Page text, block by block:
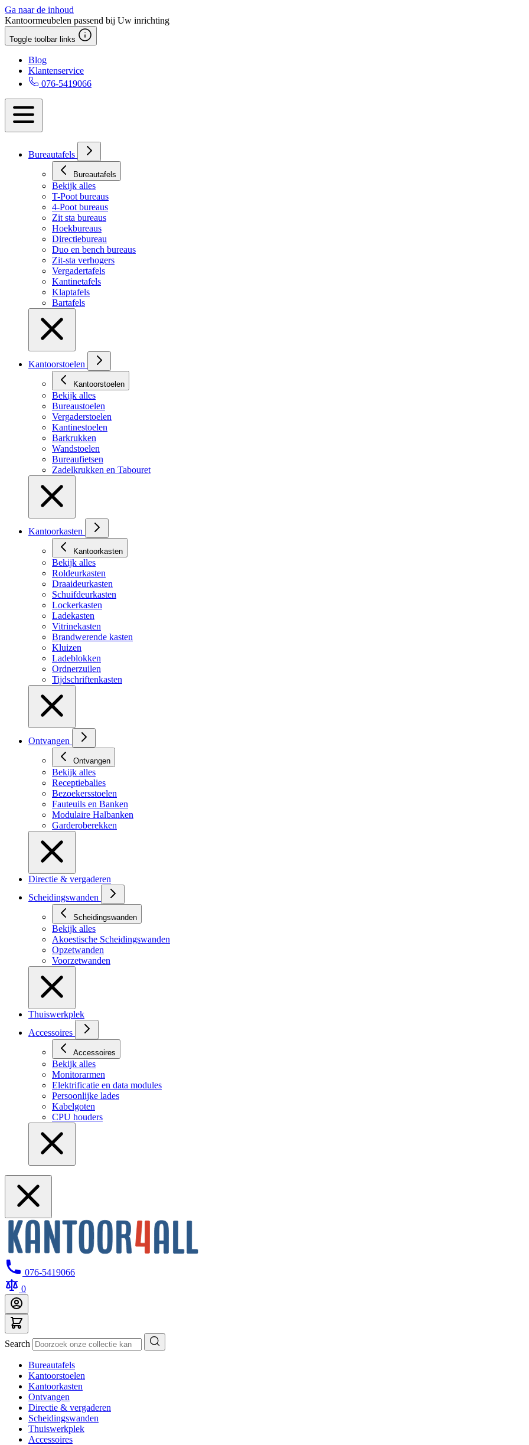
Ga naar de inhoud
Kantoormeubelen passend bij Uw inrichting
Toggle toolbar links
Blog
Klantenservice
076-5419066
Bureautafels
Bureautafels
Bekijk alles
T-Poot bureaus
4-Poot bureaus
Zit sta bureaus
Hoekbureaus
Directiebureau
Duo en bench bureaus
Zit-sta verhogers
Vergadertafels
Kantinetafels
Klaptafels
Bartafels
Kantoorstoelen
Kantoorstoelen
Bekijk alles
Bureaustoelen
Vergaderstoelen
Kantinestoelen
Barkrukken
Wandstoelen
Bureaufietsen
Zadelkrukken en Tabouret
Kantoorkasten
Kantoorkasten
Bekijk alles
Roldeurkasten
Draaideurkasten
Schuifdeurkasten
Lockerkasten
Ladekasten
Vitrinekasten
Brandwerende kasten
Kluizen
Ladeblokken
Ordnerzuilen
Tijdschriftenkasten
Ontvangen
Ontvangen
Bekijk alles
Receptiebalies
Bezoekersstoelen
Fauteuils en Banken
Modulaire Halbanken
Garderoberekken
Directie & vergaderen
Scheidingswanden
Scheidingswanden
Bekijk alles
Akoestische Scheidingswanden
Opzetwanden
Voorzetwanden
Thuiswerkplek
Accessoires
Accessoires
Bekijk alles
Monitorarmen
Elektrificatie en data modules
Persoonlijke lades
Kabelgoten
CPU houders
076-5419066
0
Search
Bureautafels
Kantoorstoelen
Kantoorkasten
Ontvangen
Directie & vergaderen
Scheidingswanden
Thuiswerkplek
Accessoires